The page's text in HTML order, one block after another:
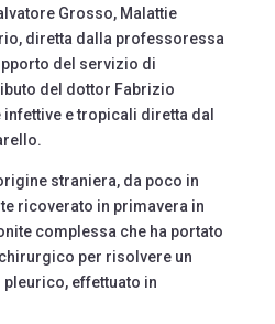
Grosso, Malattie
diretta dalla professoressa
del servizio di
del dottor Fabrizio
e tropicali diretta dal
straniera, da poco in
ricoverato in primavera in
complessa che ha portato
per risolvere un
effettuato in